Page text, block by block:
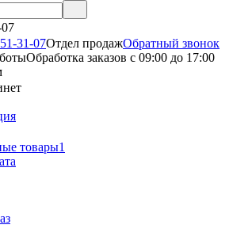
31-07Отдел продажОбратный звонок
Обработка заказов с 09:00 до 17:00
товары1